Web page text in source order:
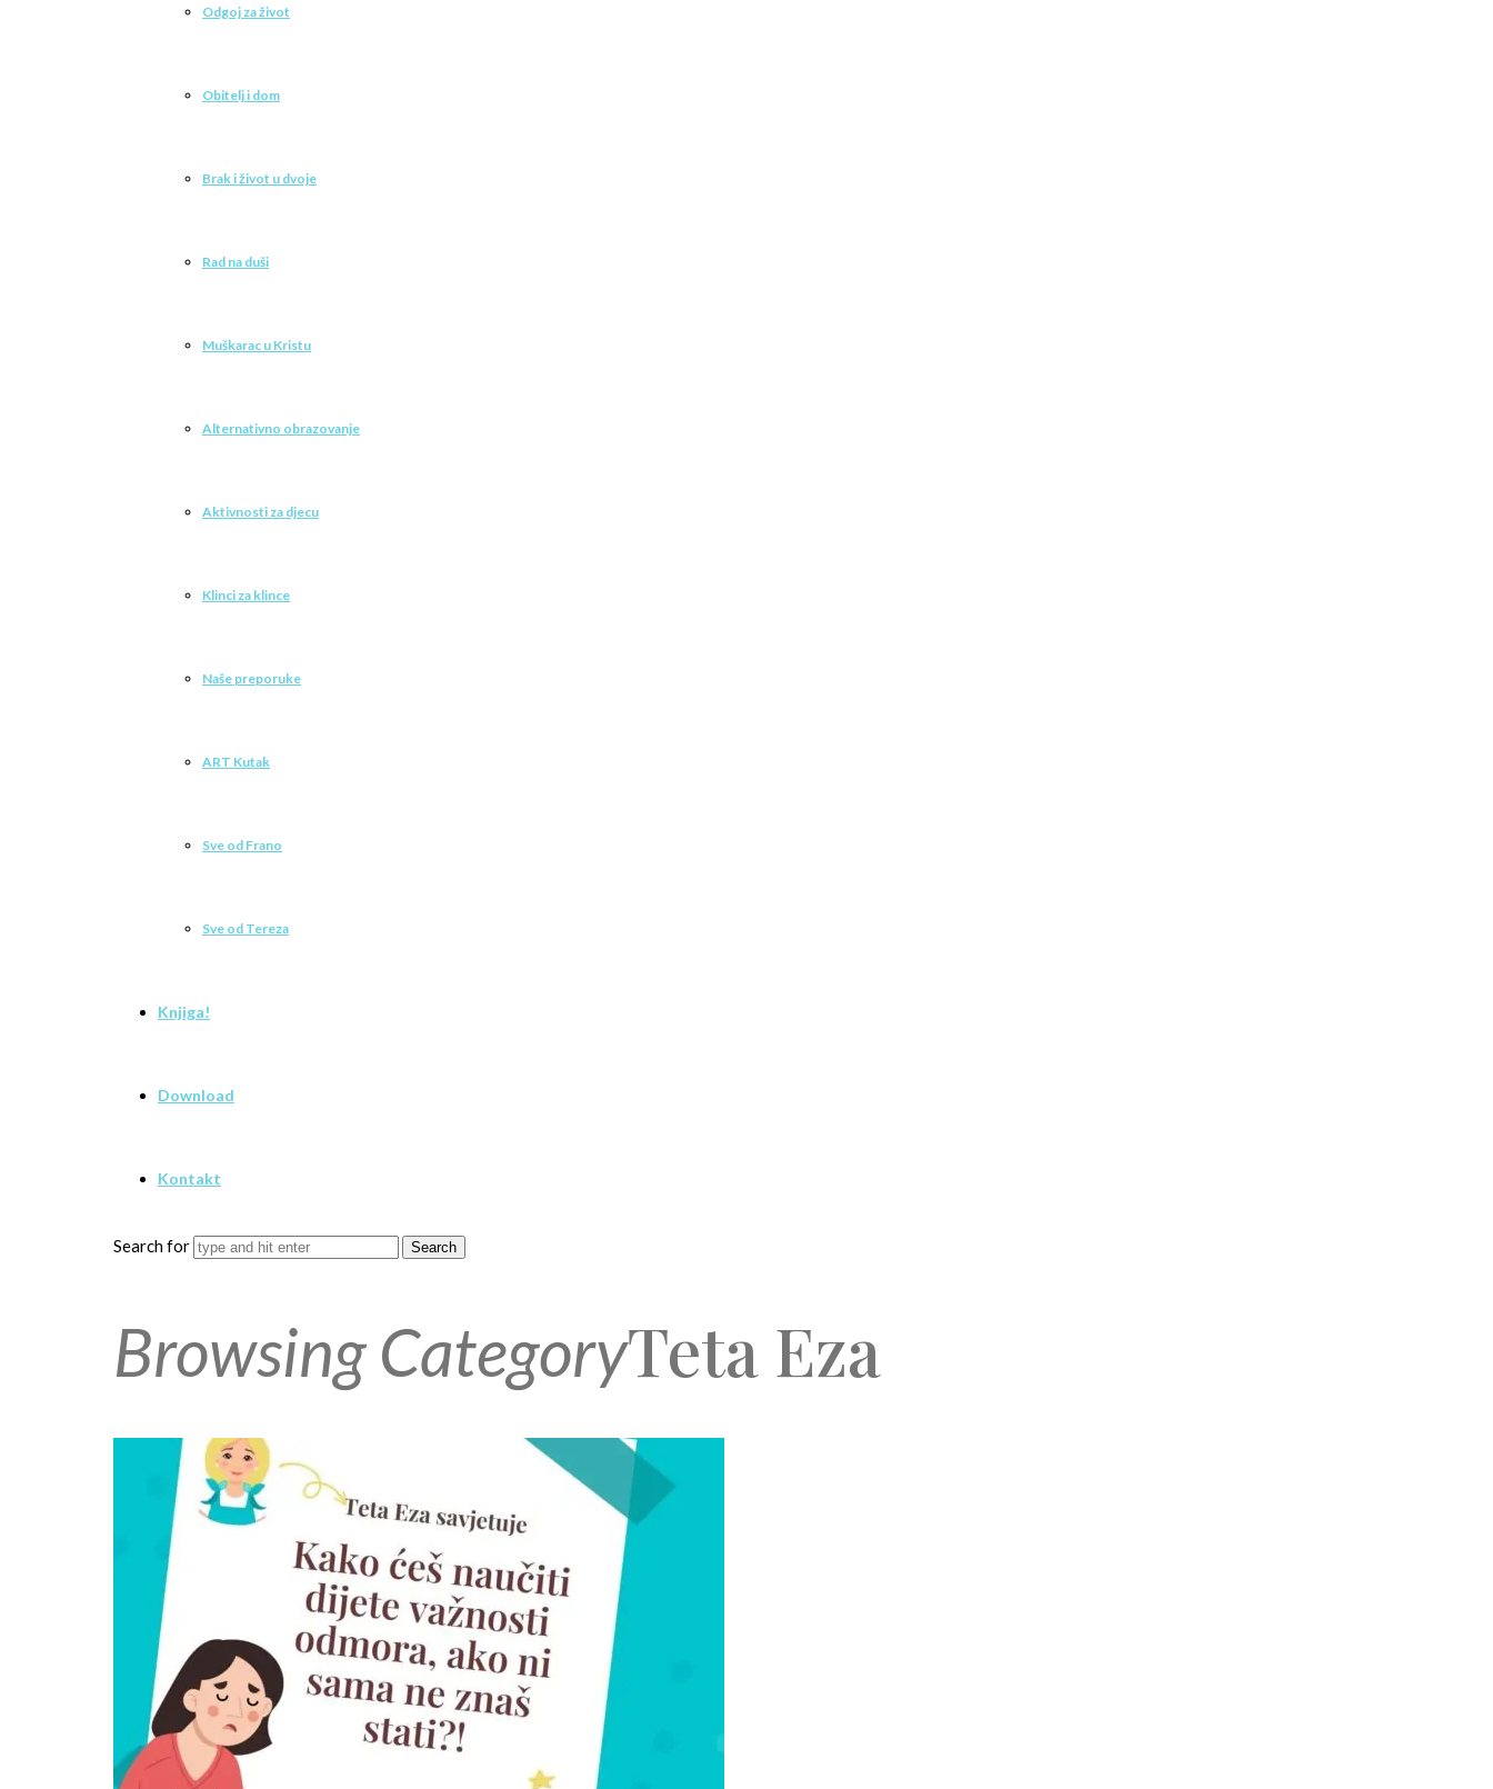
Odgoj za život
Obitelj i dom
Brak i život u dvoje
Rad na duši
Muškarac u Kristu
Alternativno obrazovanje
Aktivnosti za djecu
Klinci za klince
Naše preporuke
ART Kutak
Sve od Frano
Sve od Tereza
Knjiga!
Download
Kontakt
Search for
Browsing CategoryTeta Eza